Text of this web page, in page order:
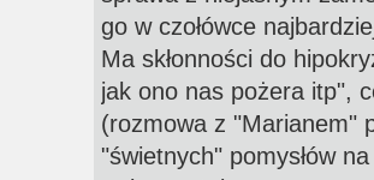
go w czołówce
Ma skłonności do
jak ono nas pożera itp",
(rozmowa z "Marianem"
"świetnych" pomysłów